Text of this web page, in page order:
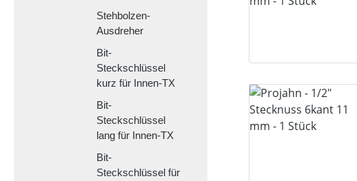
Stehbolzen-
Ausdreher
Bit-
Steckschlüssel
kurz für Innen-TX
Bit-
Steckschlüssel
lang für Innen-TX
Bit-
Steckschlüssel für